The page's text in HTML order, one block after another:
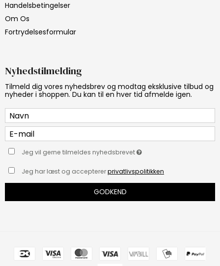
Handelsbetingelser
Om Os
Fortrydelsesformular
Nyhedstilmelding
Tilmeld dig vores nyhedsbrev og modtag eksklusive tilbud og
nyheder i shoppen. Du kan til en hver tid afmelde igen.
Jeg vil gerne tilmeldes nyhedsbrevet
Jeg har læst og acceptererprivatlivspolitikken
GODKEND